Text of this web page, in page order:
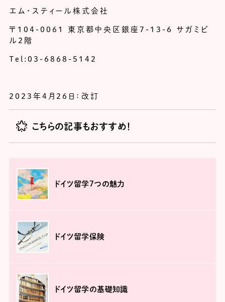
エム・スティール株式会社
〒104-0061 東京都中央区銀座7-13-6 サガミビ
ル2階
Tel:03-6868-5142
2023年4月26日：改訂
こちらの記事もおすすめ！
ドイツ留学7つの魅力
ドイツ留学保険
ドイツ留学の基礎知識